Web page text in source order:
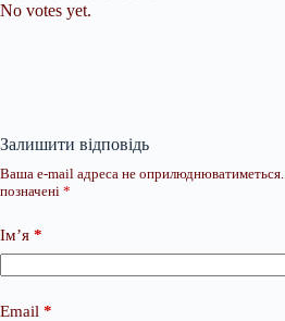
No votes yet.
Залишити відповідь
Ваша e-mail адреса не оприлюднюватиметься.
позначені *
Ім’я *
Email *